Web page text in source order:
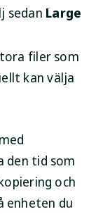
sedan Large
filer som
kan välja
den tid som
och
enheten du